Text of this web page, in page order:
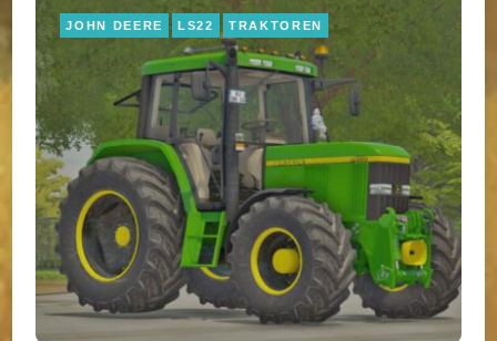
JOHN DEERE LS22 TRAKTOREN